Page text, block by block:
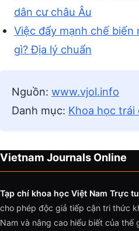
dân cư châu Âu
Việc đẩy mạnh chế biến
gì? Địa lý chuẩn
Nguồn: www.vjol.info
Danh mục: Khoa học trái
Vietnam Journals Online
Tạp chí khoa học Việt Nam Trực
cho phép độc giả tiếp cận tri thức
Nam và nâng cao hiểu biết của thế